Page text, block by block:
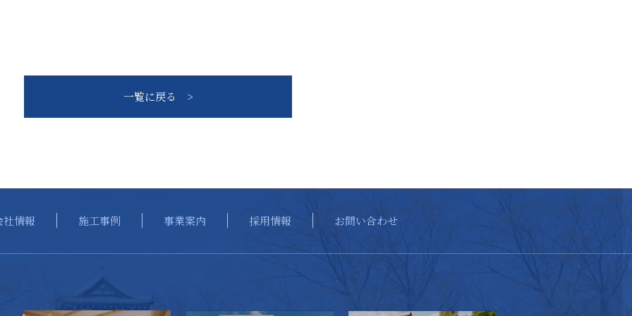
一覧に戻る >
社情報 施工事例 事業案内 採用情報 お問い合わせ